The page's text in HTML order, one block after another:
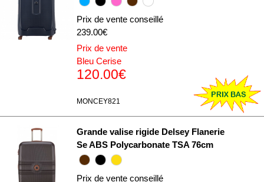
Prix de vente conseillé
239.00€
Prix de vente
Bleu Cerise
120.00€
MONCEY821
Grande valise rigide Delsey Flanerie
Se ABS Polycarbonate TSA 76cm
Prix de vente conseillé